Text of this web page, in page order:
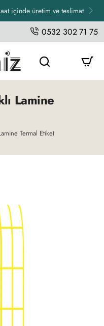
içinde üretim ve teslimat
0532 302 71 75
Lamine
Termal Etiket